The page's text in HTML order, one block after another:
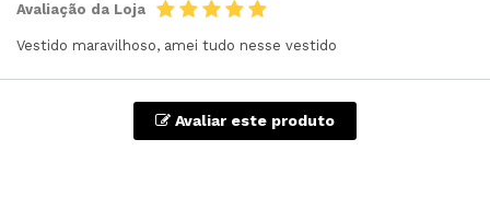
Avaliação da Loja
Vestido maravilhoso, amei tudo nesse vestido
Avaliar este produto